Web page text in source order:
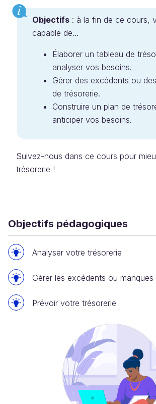
Objectifs : à la fin de ce cours,
capable de...
Élaborer un tableau de
analyser vos besoins.
Gérer des excédents ou
de trésorerie.
Construire un plan de
anticiper vos besoins.
Suivez-nous dans ce cours pour
trésorerie !
Objectifs pédagogiques
Analyser votre trésorerie
Gérer les excédents ou manques
Prévoir votre trésorerie